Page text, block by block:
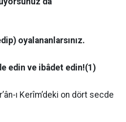
oyalananlarsınız.
edin ve ibâdet edin!(1)
ı Kerîm’deki on dört secde